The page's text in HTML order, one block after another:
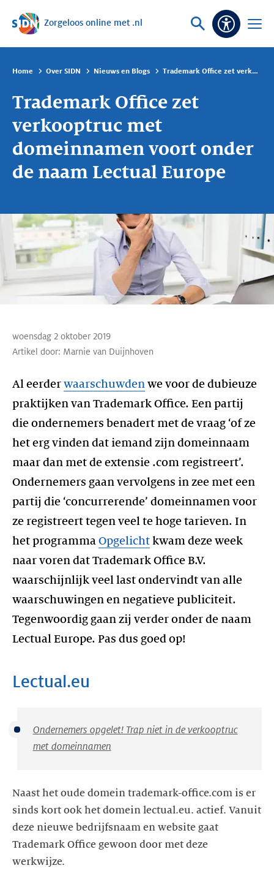
Sla navigatie over
Zorgeloos online met .nl
Vraag
Open
Home Over SIDN Nieuws en Blogs Trademark Office zet verkooptruc met domeinnamen voort onder de naam Lectual Europe
Trademark Office zet
verkooptruc met
domeinnamen voort onder
de naam Lectual Europe
woensdag 2 oktober 2019
Artikel door: Marnie van Duijnhoven
Al eerder waarschuwden we voor de dubieuze
praktijken van Trademark Office. Een partij
die ondernemers benadert met de vraag ‘of ze
het erg vinden dat iemand zijn domeinnaam
maar dan met de extensie .com registreert’.
Ondernemers gaan vervolgens in zee met een
partij die ‘concurrerende’ domeinnamen voor
ze registreert tegen veel te hoge tarieven. In
het programma Opgelicht kwam deze week
naar voren dat Trademark Office B.V.
waarschijnlijk veel last ondervindt van alle
waarschuwingen en negatieve publiciteit.
Tegenwoordig gaan zij verder onder de naam
Lectual Europe. Pas dus goed op!
Ondernemers opgelet! Trap niet in de verkooptruc
met domeinnamen
Naast het oude domein trademark-office.com is er
sinds kort ook het domein lectual.eu. actief. Vanuit
deze nieuwe bedrijfsnaam en website gaat
Trademark Office gewoon door met deze